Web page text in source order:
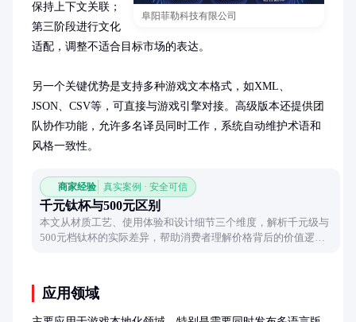
阜阳菲勒科技有限公司
保持上下文关联；
第三阶段进行文化
适配，调整不适合目标市场的表达。
另一个关键优势是支持多种游戏文本格式，如XML、
JSON、CSV等，可直接与游戏引擎对接。高级版本还提供团
队协作功能，允许多名译员同时工作，系统自动维护术语和
风格一致性。
商家经验 真实案例 · 安全可信
千元钛杯与500元区别
本文从材质工艺、使用体验和设计细节三个维度，解析千元级与
500元档钛杯的实际差异，帮助消费者理解价格背后的价值逻
应用领域